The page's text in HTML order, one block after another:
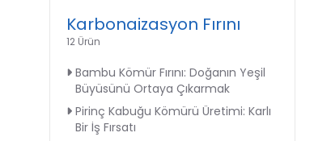
Karbonaizasyon Fırını
12 Ürün
Bambu Kömür Fırını: Doğanın Yeşil
Büyüsünü Ortaya Çıkarmak
Pirinç Kabuğu Kömürü Üretimi: Karlı
Bir İş Fırsatı